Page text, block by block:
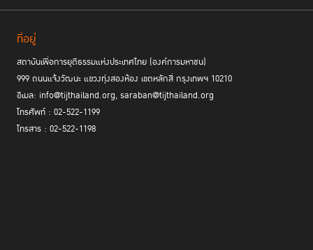
ที่อยู่
สถาบันเพื่อการยุติธรรมแห่งประเทศไทย (องค์การมหาชน)
999 ถนนแจ้งวัฒนะ แขวงทุ่งสองห้อง เขตหลักสี่ กรุงเทพฯ 10210
อีเมล: info@tijthailand.org, saraban@tijthailand.org
โทรศัพท์ : 02-522-1199
โทรสาร : 02-522-1198